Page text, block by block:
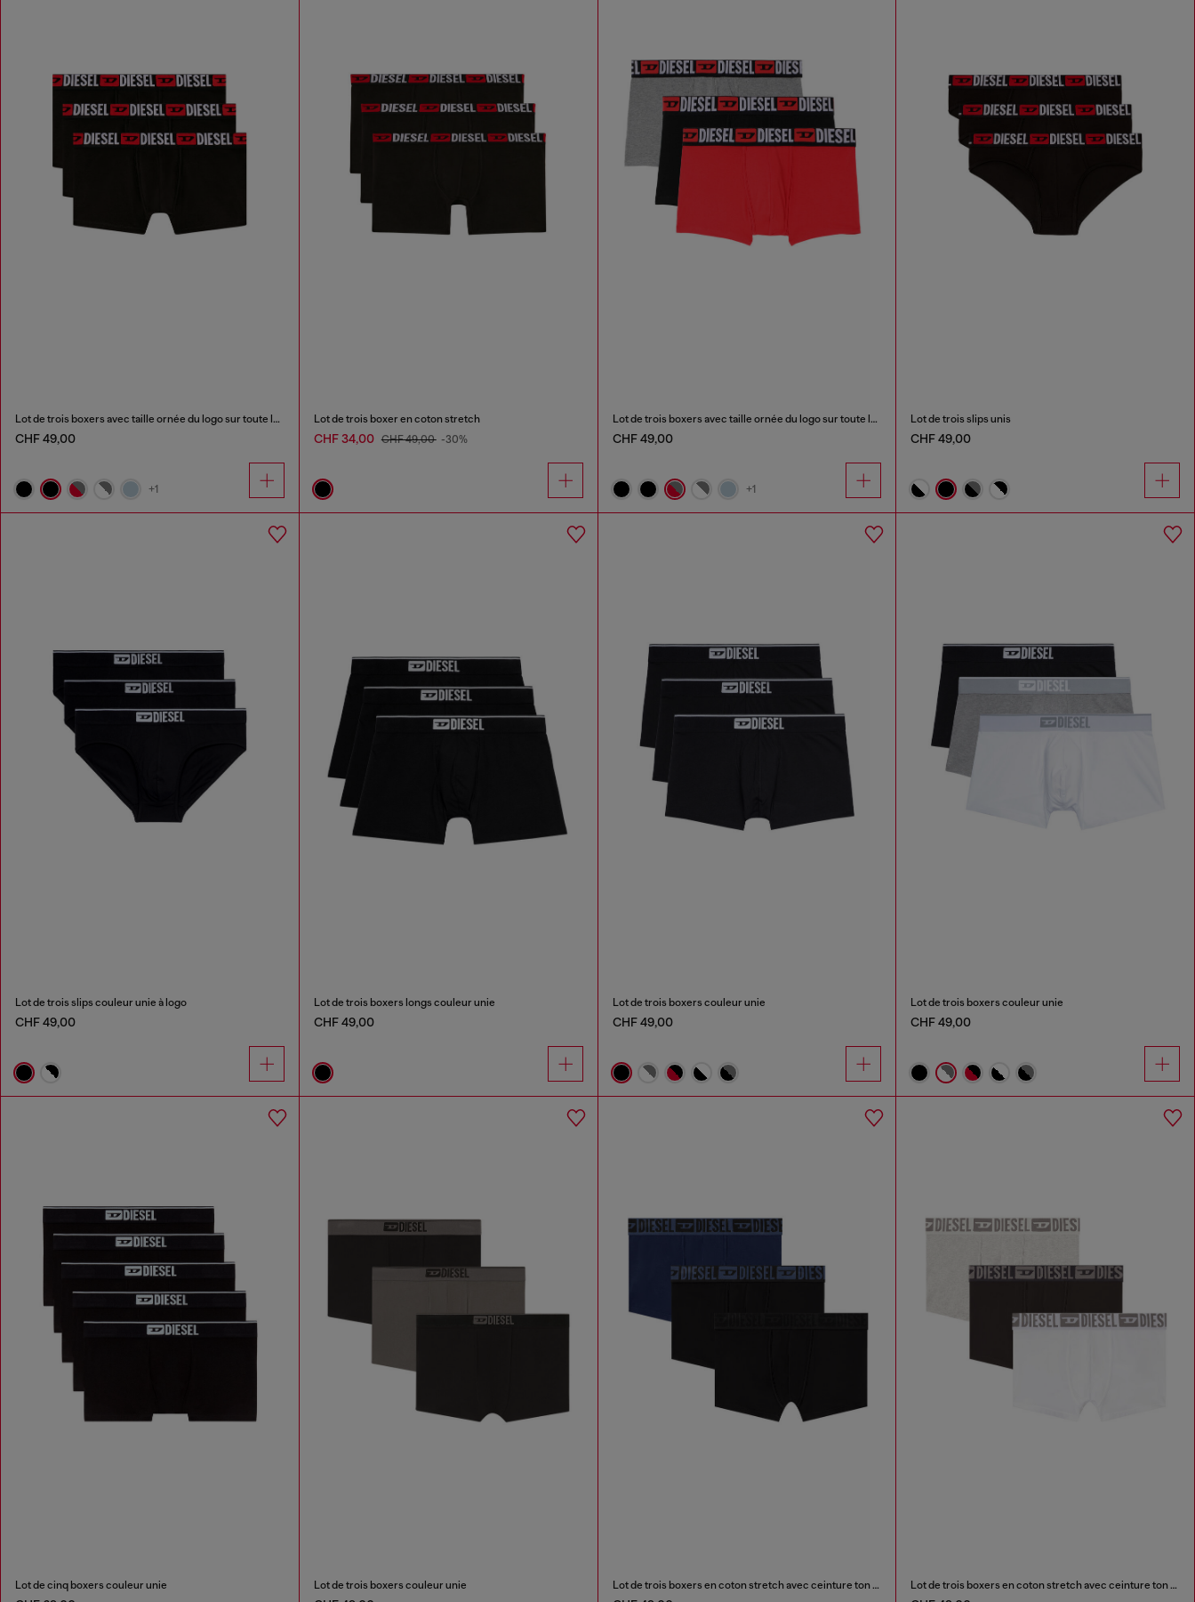
Lot de trois boxers avec taille ornée du logo sur toute la surface
CHF 49,00
+1
Lot de trois boxer en coton stretch
CHF 34,00 CHF 49,00 -30%
Lot de trois boxers avec taille ornée du logo sur toute la surface
CHF 49,00
+1
Lot de trois slips unis
CHF 49,00
Lot de trois slips couleur unie à logo
CHF 49,00
Lot de trois boxers longs couleur unie
CHF 49,00
Lot de trois boxers couleur unie
CHF 49,00
Lot de trois boxers couleur unie
CHF 49,00
Lot de cinq boxers couleur unie Lot de trois boxers couleur unie Lot de trois boxers en coton stretch avec ceinture ton sur ton Lot de trois boxers en coton stretch avec ceinture ton sur ton